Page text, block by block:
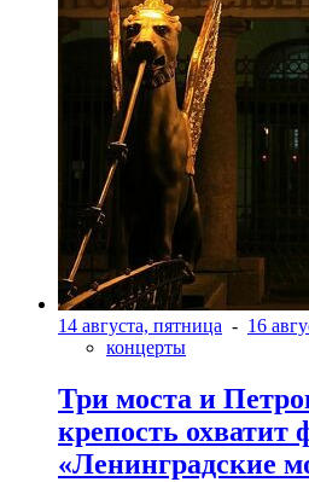
14 августа, пятница - 16
концерты
Три моста и
крепость охватит
«Ленинградские